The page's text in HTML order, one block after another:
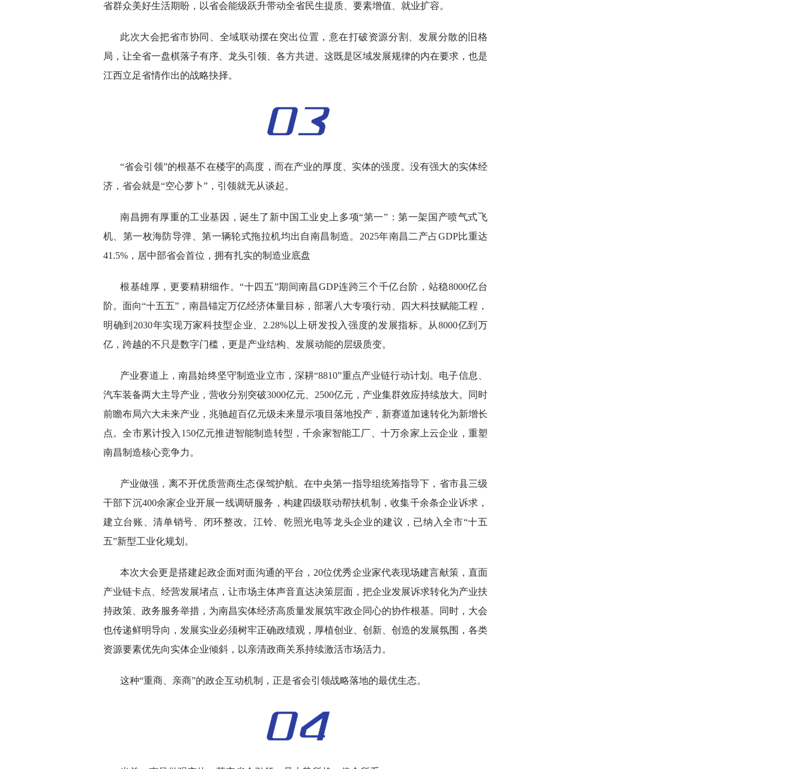
省群众美好生活期盼，以省会能级跃升带动全省民生提质、要素增值、就业扩容。
此次大会把省市协同、全域联动摆在突出位置，意在打破资源分割、发展分散的旧格
局，让全省一盘棋落子有序、龙头引领、各方共进。这既是区域发展规律的内在要求，也是
江西立足省情作出的战略抉择。
“省会引领”的根基不在楼宇的高度，而在产业的厚度、实体的强度。没有强大的实体经
济，省会就是“空心萝卜”，引领就无从谈起。
南昌拥有厚重的工业基因，诞生了新中国工业史上多项“第一”：第一架国产喷气式飞
机、第一枚海防导弹、第一辆轮式拖拉机均出自南昌制造。2025年南昌二产占GDP比重达
41.5%，居中部省会首位，拥有扎实的制造业底盘
根基雄厚，更要精耕细作。“十四五”期间南昌GDP连跨三个千亿台阶，站稳8000亿台
阶。面向“十五五”，南昌锚定万亿经济体量目标，部署八大专项行动、四大科技赋能工程，
明确到2030年实现万家科技型企业、2.28%以上研发投入强度的发展指标。从8000亿到万
亿，跨越的不只是数字门槛，更是产业结构、发展动能的层级质变。
产业赛道上，南昌始终坚守制造业立市，深耕“8810”重点产业链行动计划。电子信息、
汽车装备两大主导产业，营收分别突破3000亿元、2500亿元，产业集群效应持续放大。同时
前瞻布局六大未来产业，兆驰超百亿元级未来显示项目落地投产，新赛道加速转化为新增长
点。全市累计投入150亿元推进智能制造转型，千余家智能工厂、十万余家上云企业，重塑
南昌制造核心竞争力。
产业做强，离不开优质营商生态保驾护航。在中央第一指导组统筹指导下，省市县三级
干部下沉400余家企业开展一线调研服务，构建四级联动帮扶机制，收集千余条企业诉求，
建立台账、清单销号、闭环整改。江铃、乾照光电等龙头企业的建议，已纳入全市“十五
五”新型工业化规划。
本次大会更是搭建起政企面对面沟通的平台，20位优秀企业家代表现场建言献策，直面
产业链卡点、经营发展堵点，让市场主体声音直达决策层面，把企业发展诉求转化为产业扶
持政策、政务服务举措，为南昌实体经济高质量发展筑牢政企同心的协作根基。同时，大会
也传递鲜明导向，发展实业必须树牢正确政绩观，厚植创业、创新、创造的发展氛围，各类
资源要素优先向实体企业倾斜，以亲清政商关系持续激活市场活力。
这种“重商、亲商”的政企互动机制，正是省会引领战略落地的最优生态。